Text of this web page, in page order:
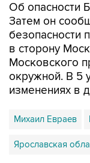
Об опасности
Затем он
безопасности
в сторону
Московского
окружной. В 5
изменениях в
Михаил Евраев
Ярославская